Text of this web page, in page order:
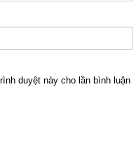
duyệt này cho lần bình luận